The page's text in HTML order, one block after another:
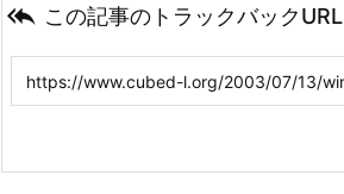
 この記事のトラックバックURL